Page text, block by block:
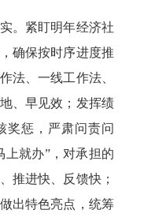
。紧盯明年经济社
确保按时序进度推
法、一线工作法、
、早见效；发挥绩
奖惩，严肃问责问
上就办”，对承担的
推进快、反馈快；
出特色亮点，统筹